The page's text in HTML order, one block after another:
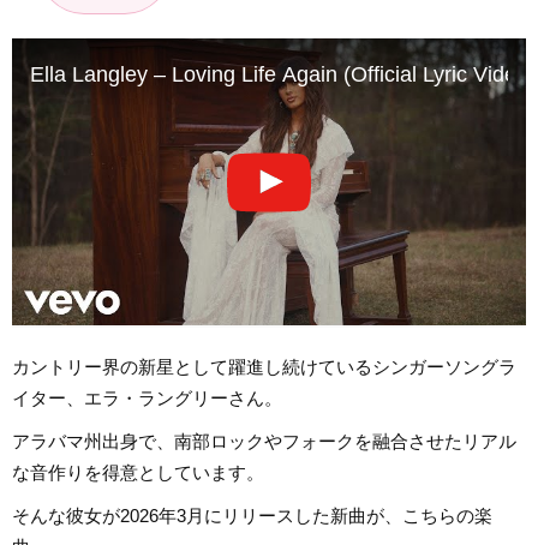
Ella Langley – Loving Life Again (Official Lyric Video)
カントリー界の新星として躍進し続けているシンガーソングラ
イター、エラ・ラングリーさん。
アラバマ州出身で、南部ロックやフォークを融合させたリアル
な音作りを得意としています。
そんな彼女が2026年3月にリリースした新曲が、こちらの楽